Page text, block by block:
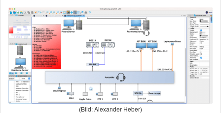
(Bild: Alexander Heber)